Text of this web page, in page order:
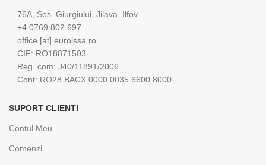
76A, Sos. Giurgiului, Jilava, Ilfov
+4 0769.802.697
office [at] euroissa.ro
CIF: RO18871503
Reg. com: J40/11891/2006
Cont: RO28 BACX 0000 0035 6600 8000
SUPORT CLIENTI
Contul Meu
Comenzi